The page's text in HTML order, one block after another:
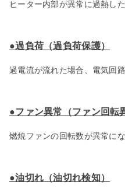
ヒーター内部が異常に過熱し
●過負荷（過負荷保護）
過電流が流れた場合、電気回
●ファン異常（ファン回転
燃焼ファンの回転数が異常に
●油切れ（油切れ検知）